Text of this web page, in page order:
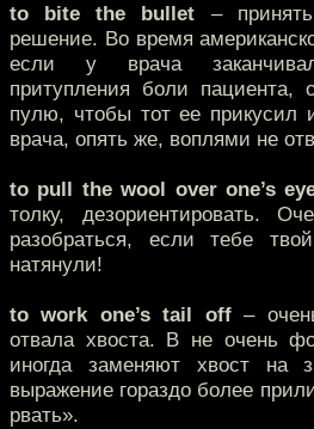
to bite the bullet –
решение. Во время
если у врача
притупления боли
пулю, чтобы тот ее прикусил
врача, опять же, воплями не
to pull the wool over one’s
толку, дезориентировать.
разобраться, если тебе
натянули!
to work one’s tail off–
отвала хвоста. В не очень
иногда заменяют хвост на
выражение гораздо более
рвать».